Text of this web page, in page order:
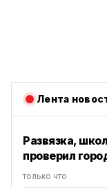
Лента
Развязка,
проверил
только что